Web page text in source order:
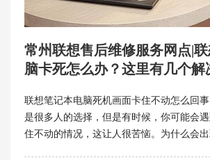
常州联想售后维修服务网点|
脑卡死怎么办？这里有几个解
联想笔记本电脑死机画面卡住不动怎么回
是很多人的选择，但是有时候，你可能会
住不动的情况，这让人很苦恼。为什么会